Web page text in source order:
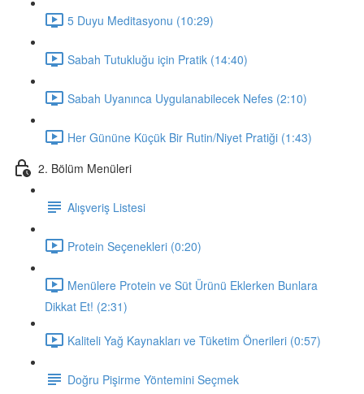
5 Duyu Meditasyonu (10:29)
Sabah Tutukluğu için Pratik (14:40)
Sabah Uyanınca Uygulanabilecek Nefes (2:10)
Her Gününe Küçük Bir Rutin/Niyet Pratiği (1:43)
2. Bölüm Menüleri
Alışveriş Listesi
Protein Seçenekleri (0:20)
Menülere Protein ve Süt Ürünü Eklerken Bunlara
Dikkat Et! (2:31)
Kaliteli Yağ Kaynakları ve Tüketim Önerileri (0:57)
Doğru Pişirme Yöntemini Seçmek